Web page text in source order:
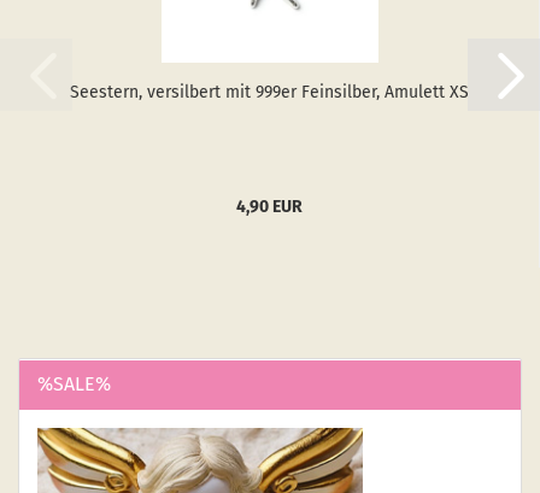
See­stern, ver­sil­bert mit 999er Fein­sil­ber, Amu­lett XS
4,90 EUR
%SALE%